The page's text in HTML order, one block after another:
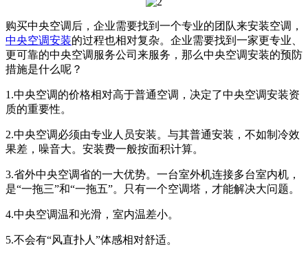
购买中央空调后，企业需要找到一个专业的团队来安装空调，
中央空调安装的过程也相对复杂。企业需要找到一家更专业、
更可靠的中央空调服务公司来服务，那么中央空调安装的预防
措施是什么呢？
1.中央空调的价格相对高于普通空调，决定了中央空调安装资
质的重要性。
2.中央空调必须由专业人员安装。与其普通安装，不如制冷效
果差，噪音大。安装费一般按面积计算。
3.省外中央空调省的一大优势。一台室外机连接多台室内机，
是“一拖三”和“一拖五”。只有一个空调塔，才能解决大问题。
4.中央空调温和光滑，室内温差小。
5.不会有“风直扑人”体感相对舒适。